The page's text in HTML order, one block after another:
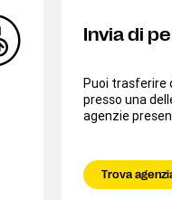
Invia di
Puoi trasferire
presso una
agenzie
Trova